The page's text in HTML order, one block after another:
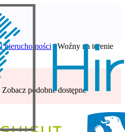
nieruchomości / Woźny na terenie
podobne dostępne